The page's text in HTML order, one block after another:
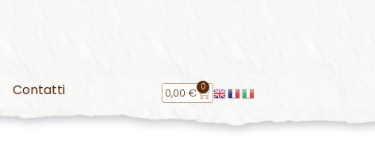
Contatti 0,00€ 0